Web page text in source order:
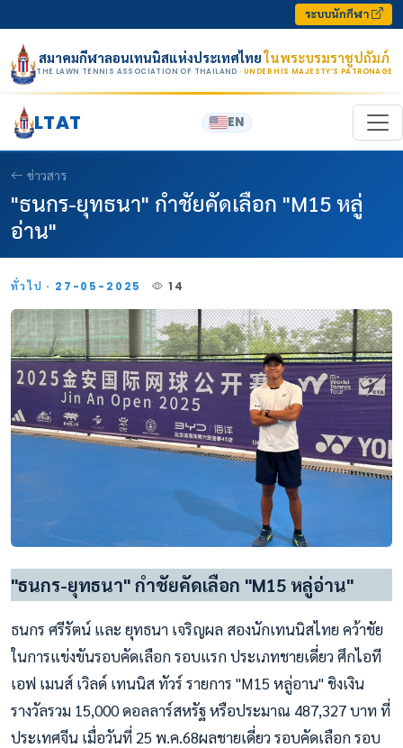
ระบบนักกีฬา
สมาคมกีฬาลอนเทนนิสแห่งประเทศไทยในพระบรมราชูปถัมภ์
THE LAWN TENNIS ASSOCIATION OF THAILAND · UNDER HIS MAJESTY’S PATRONAGE
LTAT EN
ข่าวสาร
"ธนกร-ยุทธนา" กำชัยคัดเลือก "M15 หลู่
อ่าน"
ทั่วไป · 27-05-2025 14
"ธนกร-ยุทธนา" กำชัยคัดเลือก "M15 หลู่อ่าน"
ธนกร ศรีรัตน์ และ ยุทธนา เจริญผล สองนักเทนนิสไทย คว้าชัย
ในการแข่งขันรอบคัดเลือก รอบแรก ประเภทชายเดี่ยว ศึกไอที
เอฟ เมนส์ เวิลด์ เทนนิส ทัวร์ รายการ "M15 หลู่อาน" ชิงเงิน
รางวัลรวม 15,000 ดอลลาร์สหรัฐ หรือประมาณ 487,327 บาท ที่
ประเทศจีน เมื่อวันที่ 25 พ.ค.68ผลชายเดี่ยว รอบคัดเลือก รอบ